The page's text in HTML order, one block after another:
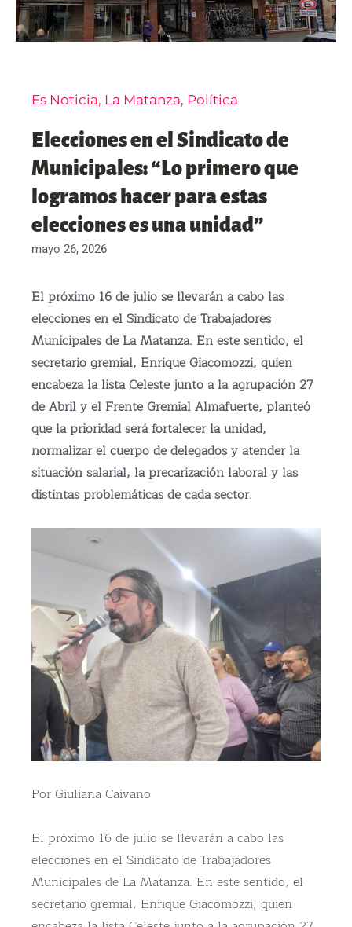
Es Noticia, La Matanza, Política
Elecciones en el Sindicato de
Municipales: “Lo primero que
logramos hacer para estas
elecciones es una unidad”
mayo 26, 2026
El próximo 16 de julio se llevarán a cabo las
elecciones en el Sindicato de Trabajadores
Municipales de La Matanza. En este sentido, el
secretario gremial, Enrique Giacomozzi, quien
encabeza la lista Celeste junto a la agrupación 27
de Abril y el Frente Gremial Almafuerte, planteó
que la prioridad será fortalecer la unidad,
normalizar el cuerpo de delegados y atender la
situación salarial, la precarización laboral y las
distintas problemáticas de cada sector.
Por Giuliana Caivano
El próximo 16 de julio se llevarán a cabo las
elecciones en el Sindicato de Trabajadores
Municipales de La Matanza. En este sentido, el
secretario gremial, Enrique Giacomozzi, quien